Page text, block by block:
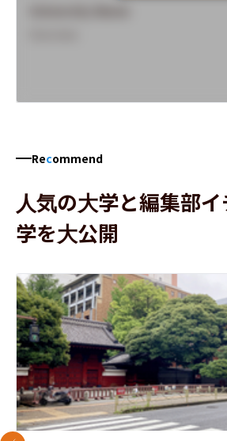
Recommend
人気の大学と編集部
学を大公開